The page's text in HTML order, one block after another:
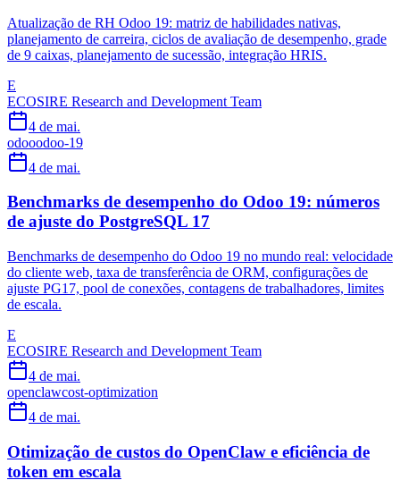
Atualização de RH Odoo 19: matriz de habilidades nativas,
planejamento de carreira, ciclos de avaliação de desempenho, grade
de 9 caixas, planejamento de sucessão, integração HRIS.
E
ECOSIRE Research and Development Team
4 de mai.
odooodoo-19
4 de mai.
Benchmarks de desempenho do Odoo 19: números
de ajuste do PostgreSQL 17
Benchmarks de desempenho do Odoo 19 no mundo real: velocidade
do cliente web, taxa de transferência de ORM, configurações de
ajuste PG17, pool de conexões, contagens de trabalhadores, limites
de escala.
E
ECOSIRE Research and Development Team
4 de mai.
openclawcost-optimization
4 de mai.
Otimização de custos do OpenClaw e eficiência de
token em escala